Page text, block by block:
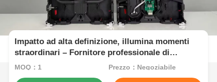
Impatto ad alta definizione, illumina momenti
straordinari – Fornitore professionale di
schermi LED a noleggio
MOQ：1 Prezzo：Negoziabile